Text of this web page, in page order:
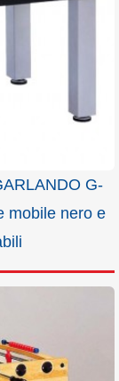
G-
mobile nero e